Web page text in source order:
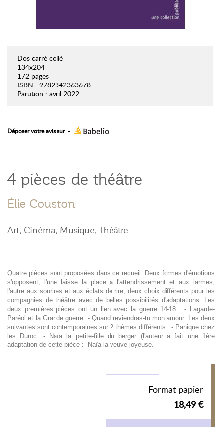
Dos carré collé
134x204
172 pages
ISBN : 9782342363678
Parution : avril 2022
Déposer votre avis sur -
4 pièces de théâtre
Élie Couston
Art, Cinéma, Musique, Théâtre
Quatre pièces sont proposées dans ce recueil. Deux formes d'émotions
s'opposent, l'une laisse la place à l'attendrissement et aux larmes,
l'autre aux sourires et aux éclats de rire, deux choix différents pour les
compagnies de théâtre avec de belles possibilités d'adaptations. Les
deux premières pièces ont un lien avec la guerre 14-18 : - Lagarde-
Paréol et la Grande guerre. - Quand reviendras-tu mon amour. Les deux
suivantes sont contemporaines sur 2 thèmes différents : - Panique chez
les Duroc. - Naïa la petite-fille du berger (l'auteur a fait une 1ère
adaptation de cette pièce : Naïa la veuve joyeuse.
Format papier
18,49 €